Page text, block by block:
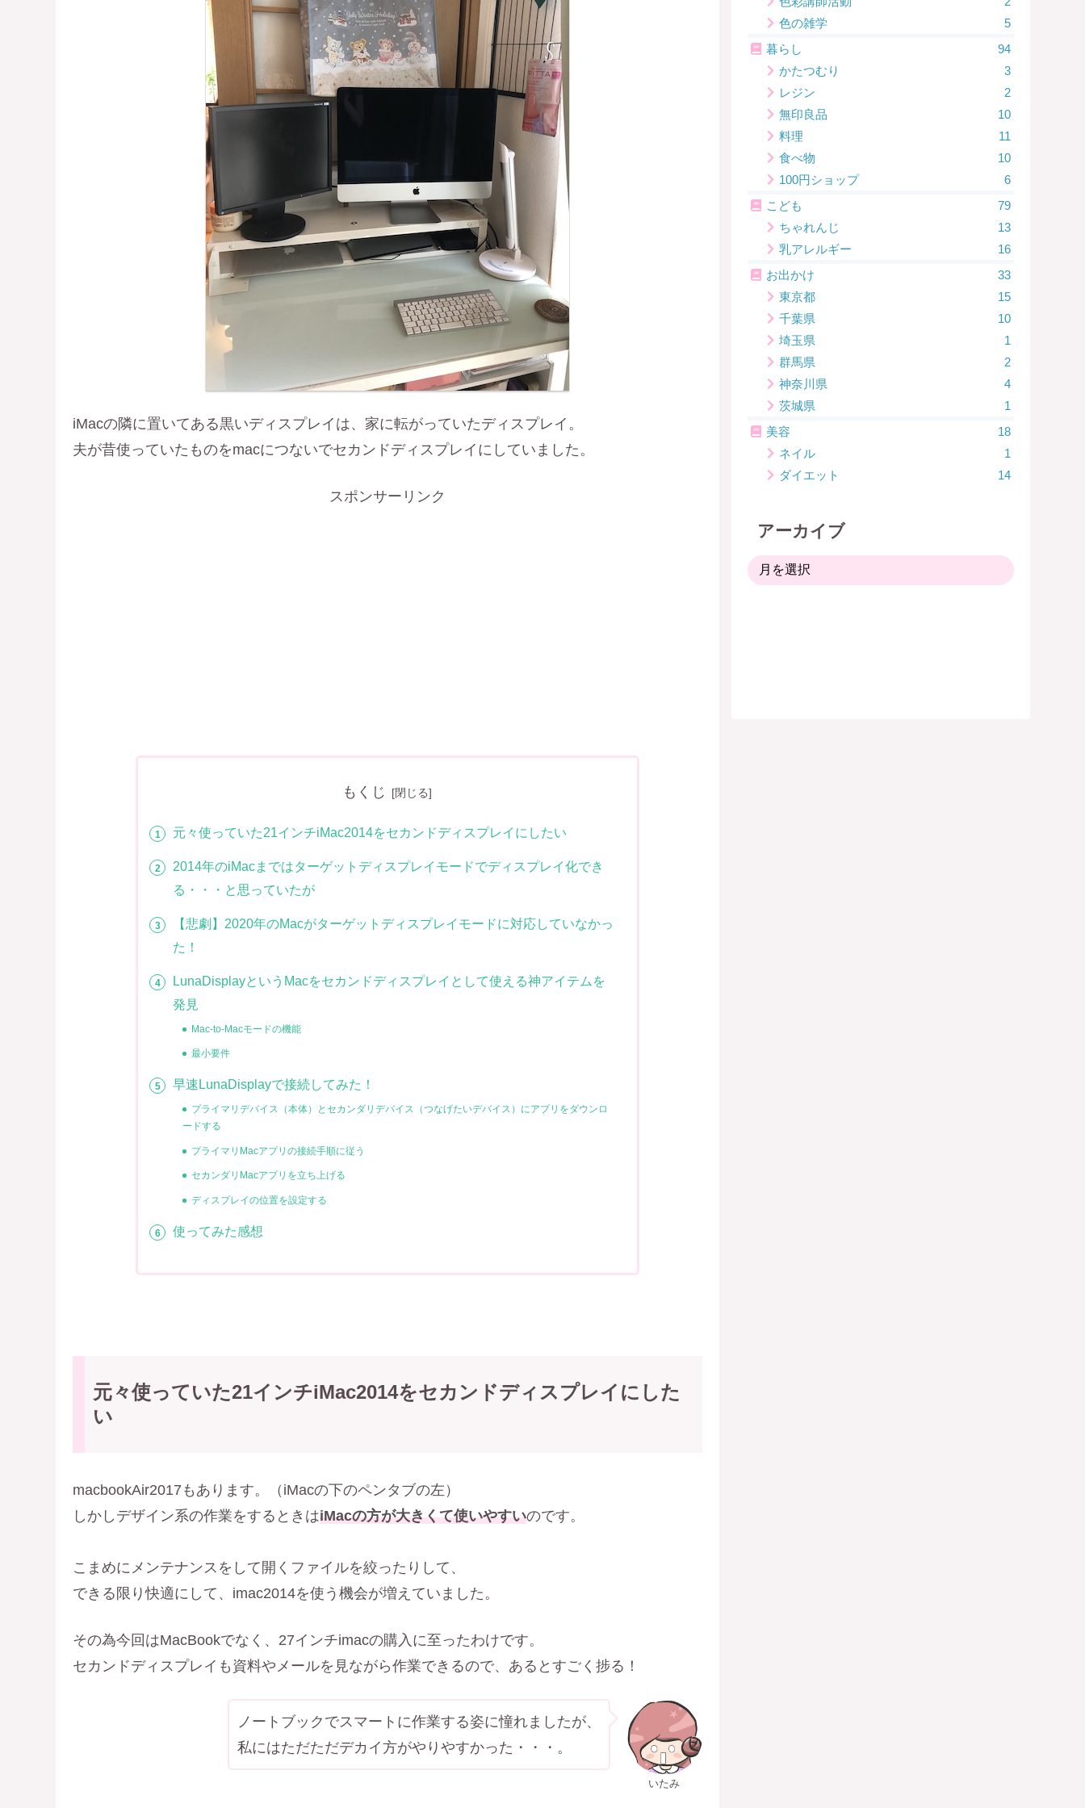
iMacの隣に置いてある黒いディスプレイは、家に転がっていたディスプレイ。
夫が昔使っていたものをmacにつないでセカンドディスプレイにしていました。
スポンサーリンク
もくじ
元々使っていた21インチiMac2014をセカンドディスプレイにしたい
2014年のiMacまではターゲットディスプレイモードでディスプレイ化でき
る・・・と思っていたが
【悲劇】2020年のMacがターゲットディスプレイモードに対応していなかっ
た！
LunaDisplayというMacをセカンドディスプレイとして使える神アイテムを
発見
Mac-to-Macモードの機能
最小要件
早速LunaDisplayで接続してみた！
プライマリデバイス（本体）とセカンダリデバイス（つなげたいデバイス）にアプリをダウンロ
ードする
プライマリMacアプリの接続手順に従う
セカンダリMacアプリを立ち上げる
ディスプレイの位置を設定する
使ってみた感想
元々使っていた21インチiMac2014をセカンドディスプレイにした
い
macbookAir2017もあります。（iMacの下のペンタブの左）
しかしデザイン系の作業をするときはiMacの方が大きくて使いやすいのです。
こまめにメンテナンスをして開くファイルを絞ったりして、
できる限り快適にして、imac2014を使う機会が増えていました。
その為今回はMacBookでなく、27インチimacの購入に至ったわけです。
セカンドディスプレイも資料やメールを見ながら作業できるので、あるとすごく捗る！
いたみ
ノートブックでスマートに作業する姿に憧れましたが、
私にはただただデカイ方がやりやすかった・・・。
色の雑学
5
暮らし
94
かたつむり
3
レジン
2
無印良品
10
料理
11
食べ物
10
100円ショップ
6
こども
79
ちゃれんじ
13
乳アレルギー
16
お出かけ
33
東京都
15
千葉県
10
埼玉県
1
群馬県
2
神奈川県
4
茨城県
1
美容
18
ネイル
1
ダイエット
14
アーカイブ